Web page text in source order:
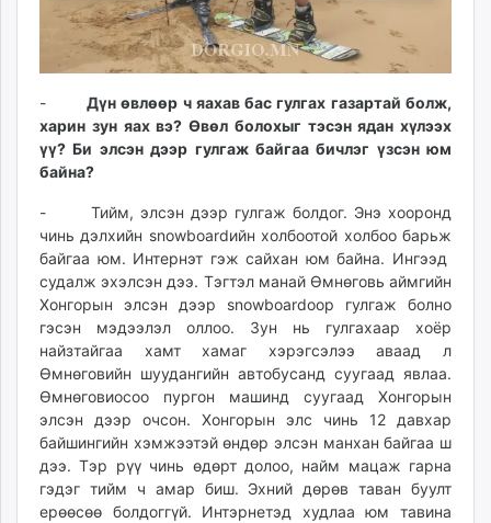
- Дүн өвлөөр ч яахав бас гулгах газартай болж,
харин зун яах вэ? Өвөл болохыг тэсэн ядан хүлээх
үү? Би элсэн дээр гулгаж байгаа бичлэг үзсэн юм
байна?
- Тийм, элсэн дээр гулгаж болдог. Энэ хооронд
чинь дэлхийн snowboardийн холбоотой холбоо барьж
байгаа юм. Интернэт гэж сайхан юм байна. Ингээд
судалж эхэлсэн дээ. Тэгтэл манай Өмнөговь аймгийн
Хонгорын элсэн дээр snowboardоор гулгаж болно
гэсэн мэдээлэл оллоо. Зун нь гулгахаар хоёр
найзтайгаа хамт хамаг хэрэгсэлээ аваад л
Өмнөговийн шуудангийн автобусанд суугаад явлаа.
Өмнөговиосоо пургон машинд суугаад Хонгорын
элсэн дээр очсон. Хонгорын элс чинь 12 давхар
байшингийн хэмжээтэй өндөр элсэн манхан байгаа ш
дээ. Тэр рүү чинь өдөрт долоо, найм мацаж гарна
гэдэг тийм ч амар биш. Эхний дөрөв таван буулт
ерөөсөө болдоггүй. Интэрнетэд худлаа юм тавина